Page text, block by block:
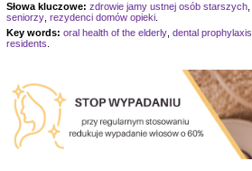
Słowa kluczowe: zdrowie jamy ustnej osób starszych,
seniorzy, rezydenci domów opieki.
Key words: oral health of the elderly, dental prophylaxis
residents.